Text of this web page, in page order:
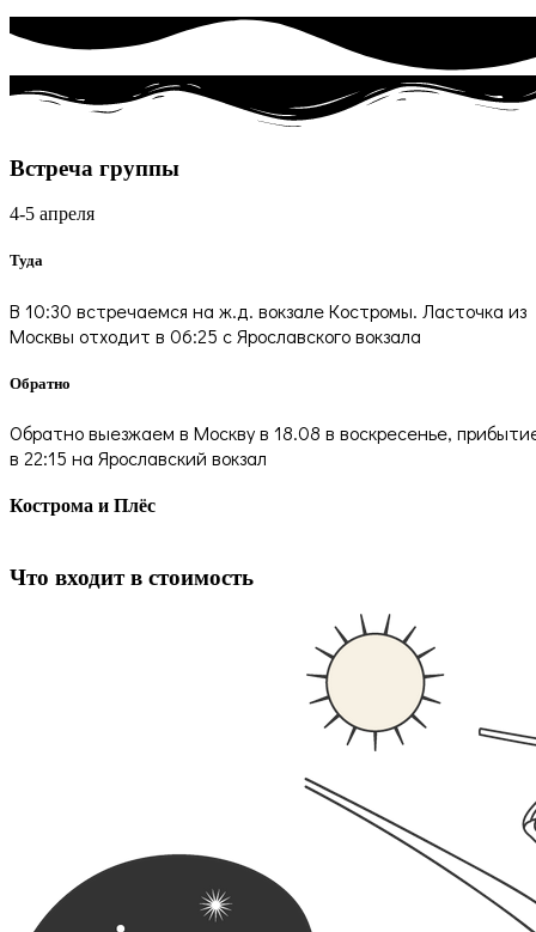
Встреча группы
4-5 апреля
Туда
В 10:30 встречаемся на ж.д. вокзале Костромы. Ласточка из
Москвы отходит в 06:25 с Ярославского вокзала
Обратно
Обратно выезжаем в Москву в 18.08 в воскресенье,
в 22:15 на Ярославский вокзал
Кострома и Плёс
Что входит в стоимость